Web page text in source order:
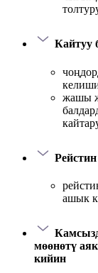
Кайтуу
жашы
ашык
мөөнөтү
кийин